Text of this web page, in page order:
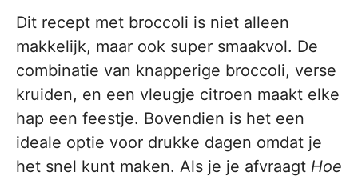
Dit recept met broccoli is niet alleen
makkelijk, maar ook super smaakvol. De
combinatie van knapperige broccoli, verse
kruiden, en een vleugje citroen maakt elke
hap een feestje. Bovendien is het een
ideale optie voor drukke dagen omdat je
het snel kunt maken. Als je je afvraagt Hoe